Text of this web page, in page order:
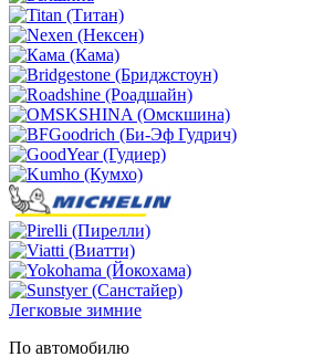
Легковые зимние
По автомобилю